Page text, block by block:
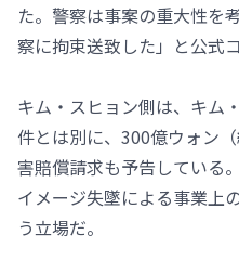
た。警察は事案の重大性を
察に拘束送致した」と公式
キム・スヒョン側は、キム
件とは別に、300億ウォン
害賠償請求も予告している
イメージ失墜による事業上
う立場だ。